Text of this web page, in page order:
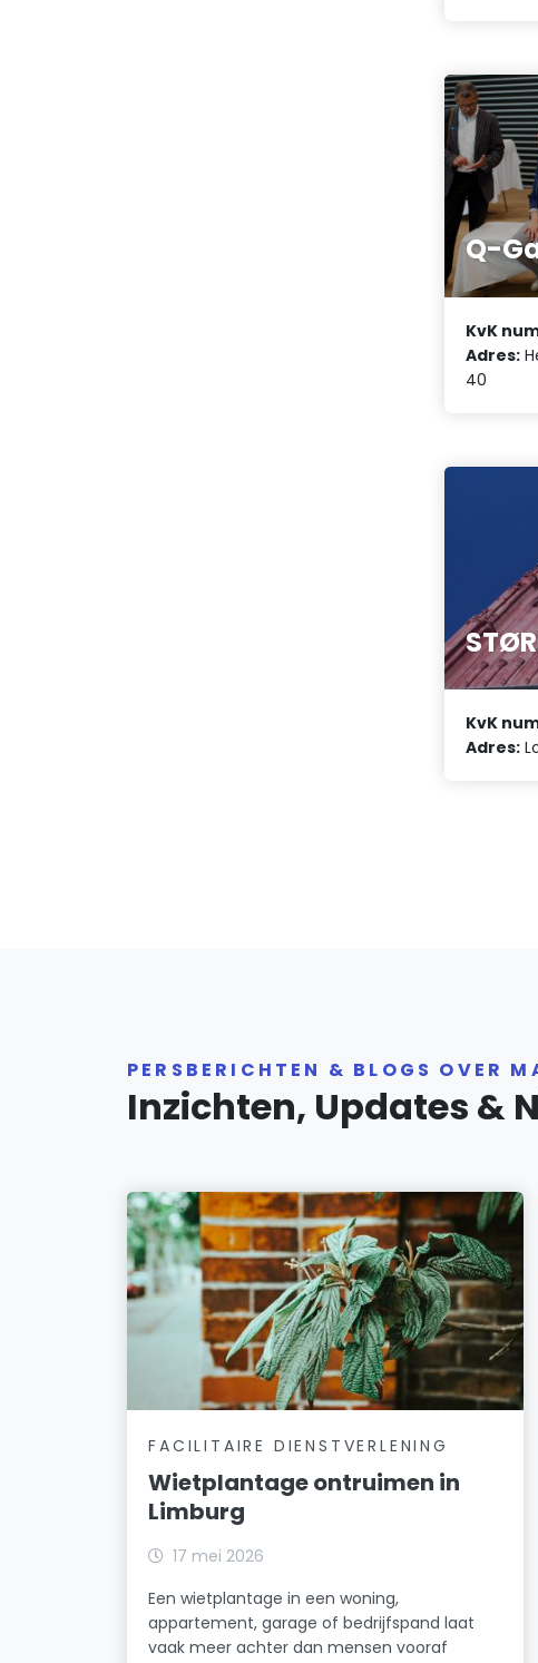
Q-
KvK
Adres:
40
KvK
Adres:
PERSBERICHTEN & BLOGS OVER
Inzichten, Updates &
FACILITAIRE DIENSTVERLENING
Wietplantage ontruimen in
Limburg
17 mei 2026
Een wietplantage in een woning,
appartement, garage of bedrijfspand laat
vaak meer achter dan mensen vooraf